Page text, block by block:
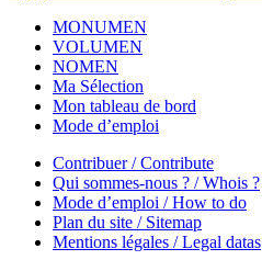
MONUMEN
VOLUMEN
NOMEN
Ma Sélection
Mon tableau de bord
Mode d’emploi
Contribuer / Contribute
Qui sommes-nous ? / Whois ?
Mode d’emploi / How to do
Plan du site / Sitemap
Mentions légales / Legal datas